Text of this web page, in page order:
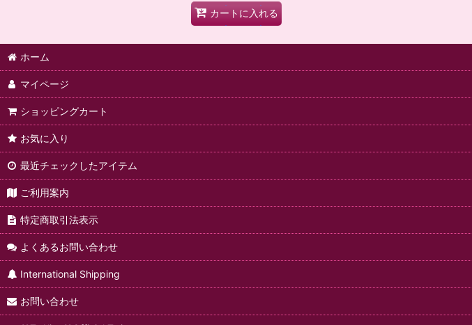
カートに入れる
ホーム
マイページ
ショッピングカート
お気に入り
最近チェックしたアイテム
ご利用案内
特定商取引法表示
よくあるお問い合わせ
International Shipping
お問い合わせ